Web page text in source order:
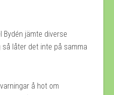
Bydén jämte diverse
låter det inte på samma
å hot om